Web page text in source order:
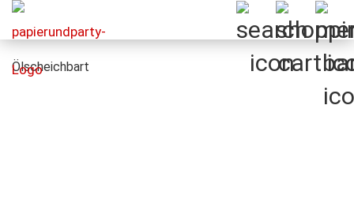
Ölscheichbart